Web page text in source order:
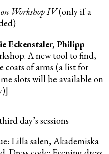
WorkshopIV(only if a
Eckenstaler, Philipp
A new tool to find,
of arms (a list for
slots will be available on
day’s sessions
Lilla salen, Akademiska